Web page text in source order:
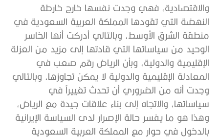
والاقتصادية، فهي وجدت نفسها خارج خارطة
النهضة التي تقودها المملكة العربية السعودية في
منطقة الشرق الأوسط، وبالتالي أدركت أنها الخاسر
الوحيد من سياساتها التي قادتها إلى مزيد من العزلة
الإقليمية والدولية، وبأن الرياض رقم صعب في
المعادلة الإقليمية والدولية لا يمكن تجاوزها، وبالتالي
وجدت أنه من الضروري أن تحدث تغييراً في
سياساتها، والاتجاه إلى بناء علاقات جيدة مع الرياض،
وهذا هو ما يفسر حالة الإصرار لدى السياسة الإيرانية
بالدخول في حوار مع المملكة العربية السعودية